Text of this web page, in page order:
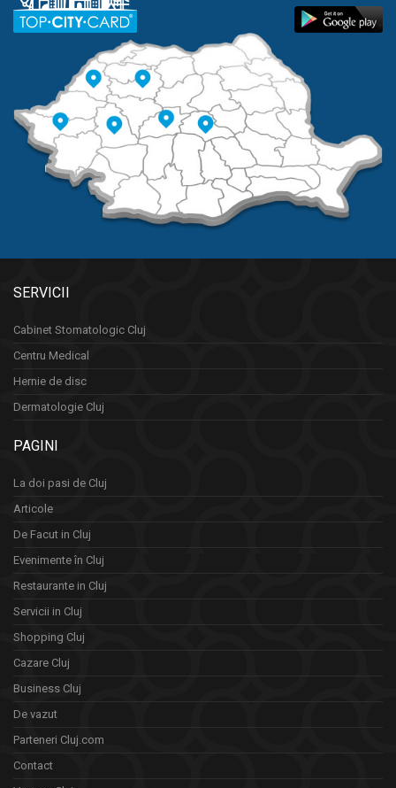
SERVICII
Cabinet Stomatologic Cluj
Centru Medical
Hernie de disc
Dermatologie Cluj
PAGINI
La doi pasi de Cluj
Articole
De Facut in Cluj
Evenimente în Cluj
Restaurante in Cluj
Servicii in Cluj
Shopping Cluj
Cazare Cluj
Business Cluj
De vazut
Parteneri Cluj.com
Contact